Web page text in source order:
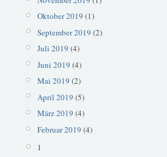
Oktober 2019 (1)
September 2019 (2)
Juli 2019 (4)
Juni 2019 (4)
Mai 2019 (2)
April 2019 (5)
März 2019 (4)
Februar 2019 (4)
1